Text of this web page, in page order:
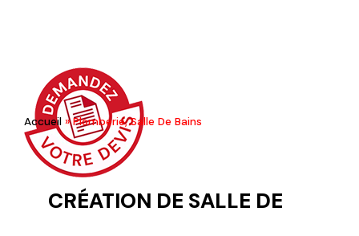
Accueil »Plomberie, Salle De Bains
CRÉATION DE SALLE DE